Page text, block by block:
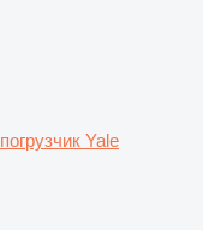
Yale